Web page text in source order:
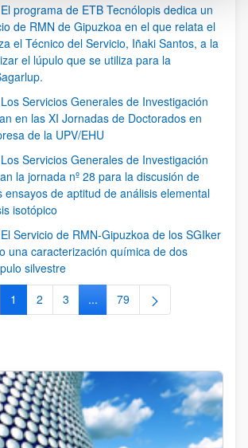
programa de ETB Tecnólopis dedica un
de RMN de Gipuzkoa en el que relata el
el Técnico del Servicio, Iñaki Santos, a la
el lúpulo que se utiliza para la
Servicios Generales de Investigación
en las XI Jornadas de Doctorados en
de la UPV/EHU
Servicios Generales de Investigación
la jornada nº 28 para la discusión de
ensayos de aptitud de análisis elemental
isotópico
Servicio de RMN-Gipuzkoa de los SGIker
una caracterización química de dos
silvestre
Página
1 Página
2 Página
3 ...Páginas intermedias Use TAB
Página
79